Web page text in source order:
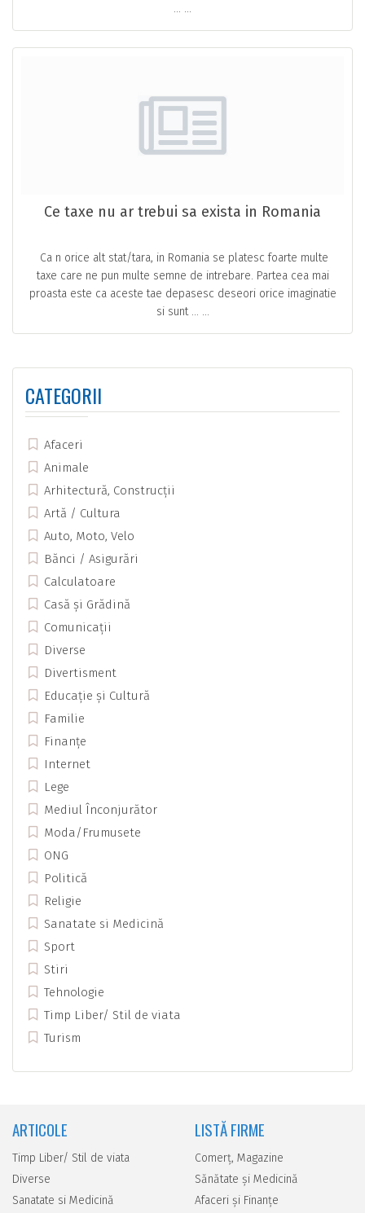
… ...
Ce taxe nu ar trebui sa exista in Romania
Ca n orice alt stat/tara, in Romania se platesc foarte multe
taxe care ne pun multe semne de intrebare. Partea cea mai
proasta este ca aceste tae depasesc deseori orice imaginatie
si sunt … ...
CATEGORII
Afaceri
Animale
Arhitectură, Construcții
Artă / Cultura
Auto, Moto, Velo
Bănci / Asigurări
Calculatoare
Casă și Grădină
Comunicații
Diverse
Divertisment
Educație și Cultură
Familie
Finanțe
Internet
Lege
Mediul Înconjurător
Moda/Frumusete
ONG
Politică
Religie
Sanatate si Medicină
Sport
Stiri
Tehnologie
Timp Liber/ Stil de viata
Turism
ARTICOLE
Timp Liber/ Stil de viata
Diverse
Sanatate si Medicină
LISTĂ FIRME
Comerţ, Magazine
Sănătate şi Medicină
Afaceri şi Finanţe